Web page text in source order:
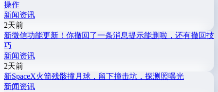
操作
新闻资讯
2天前
新微信功能更新！你撤回了一条消息提示能删啦，还有撤回技
巧
新闻资讯
2天前
新SpaceX火箭残骸撞月球，留下撞击坑，探测照曝光
新闻资讯